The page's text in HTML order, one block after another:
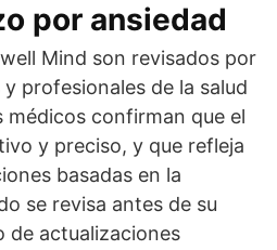
por ansiedad
Mind son revisados por
profesionales de la salud
médicos confirman que el
y preciso, y que refleja
basadas en la
se revisa antes de su
de actualizaciones